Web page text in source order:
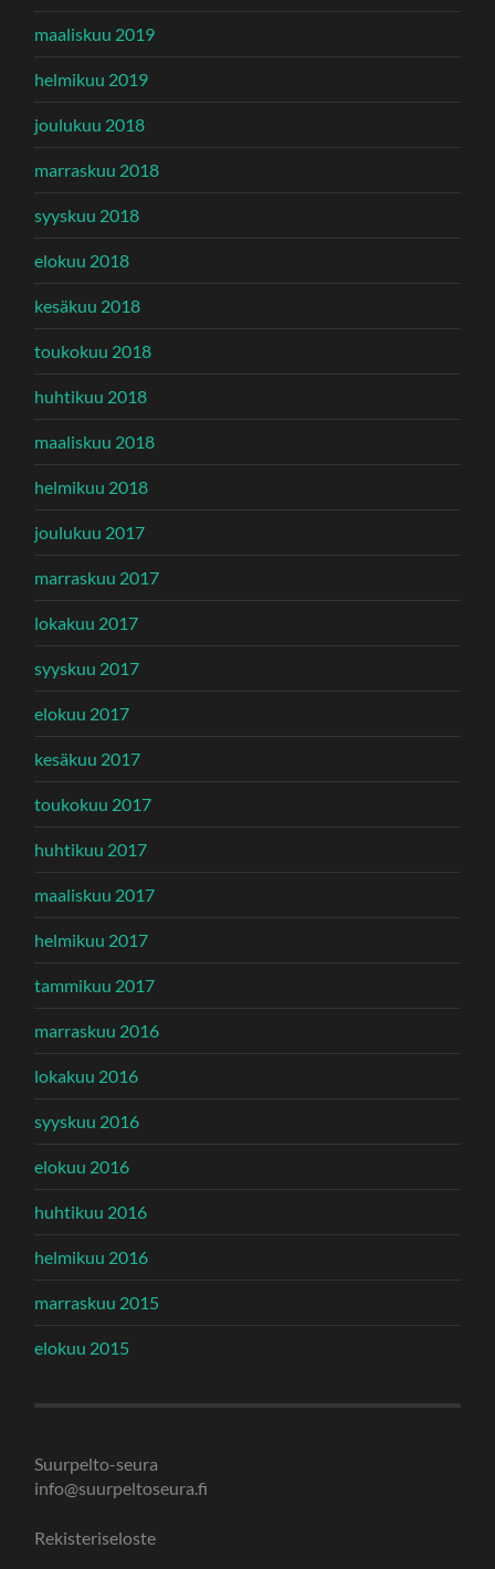
maaliskuu 2019
helmikuu 2019
joulukuu 2018
marraskuu 2018
syyskuu 2018
elokuu 2018
kesäkuu 2018
toukokuu 2018
huhtikuu 2018
maaliskuu 2018
helmikuu 2018
joulukuu 2017
marraskuu 2017
lokakuu 2017
syyskuu 2017
elokuu 2017
kesäkuu 2017
toukokuu 2017
huhtikuu 2017
maaliskuu 2017
helmikuu 2017
tammikuu 2017
marraskuu 2016
lokakuu 2016
syyskuu 2016
elokuu 2016
huhtikuu 2016
helmikuu 2016
marraskuu 2015
elokuu 2015
Suurpelto-seura
info@suurpeltoseura.fi
Rekisteriseloste